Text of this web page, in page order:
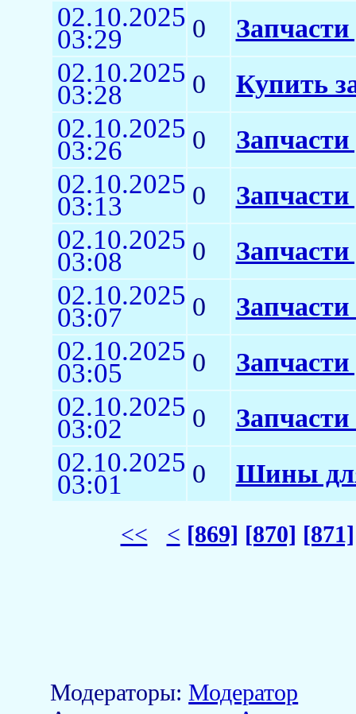
02.10.2025
03:29 0
02.10.2025
03:28 0 Купить
02.10.2025
03:26 0 Запчасти
02.10.2025
03:13 0
02.10.2025
03:08 0
02.10.2025
03:07 0 Запчасти
02.10.2025
03:05 0
02.10.2025
03:02 0 Запчасти
02.10.2025
03:01 0 Шины
<< < [869] [870] [871]
Модераторы:Модератор